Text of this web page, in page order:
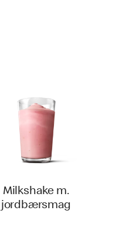
Milkshake m.
jordbærsmag